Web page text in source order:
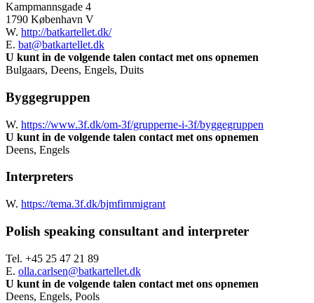
Kampmannsgade 4
1790 København V
W. http://batkartellet.dk/
E. bat@batkartellet.dk
U kunt in de volgende talen contact met ons opnemen
Bulgaars, Deens, Engels, Duits
Byggegruppen
W. https://www.3f.dk/om-3f/grupperne-i-3f/byggegruppen
U kunt in de volgende talen contact met ons opnemen
Deens, Engels
Interpreters
W. https://tema.3f.dk/bjmfimmigrant
Polish speaking consultant and interpreter
Tel. +45 25 47 21 89
E. olla.carlsen@batkartellet.dk
U kunt in de volgende talen contact met ons opnemen
Deens, Engels, Pools